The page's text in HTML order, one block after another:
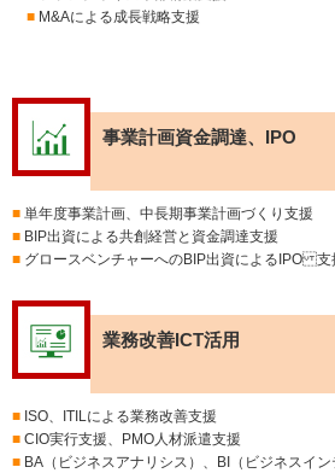
■ M&Aによる成長戦略支援
事業計画資金調達、IPO
■ 単年度事業計画、中長期事業計画づくり支援
■ BIP出資による共創経営と資金調達支援
■ グロースベンチャーへのBIP出資によるIPO 支
業務改善ICT活用
■ ISO、ITILによる業務改善支援
■ CIO実行支援、PMO人材派遣支援
■ BA（ビジネスアナリシス）、 BI（ビジネスイ